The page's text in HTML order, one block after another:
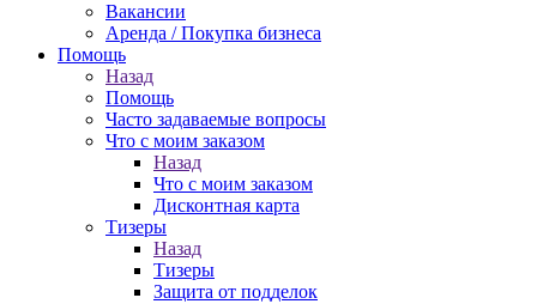
Вакансии
Аренда / Покупка бизнеса
Помощь
Назад
Помощь
Часто задаваемые вопросы
Что с моим заказом
Назад
Что с моим заказом
Дисконтная карта
Тизеры
Назад
Тизеры
Защита от подделок